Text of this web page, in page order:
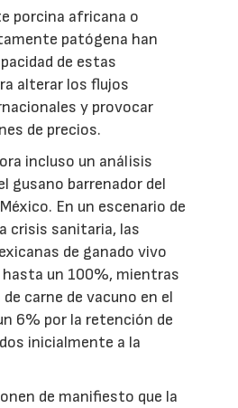
porcina africana o
patógena han
de estas
alterar los flujos
y provocar
de precios.
incluso un análisis
gusano barrenador del
En un escenario de
crisis sanitaria, las
de ganado vivo
hasta un 100%, mientras
carne de vacuno en el
6% por la retención de
inicialmente a la
de manifiesto que la